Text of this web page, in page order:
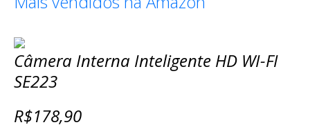
Câmera Interna Inteligente HD WI-FI
SE223
R$178,90